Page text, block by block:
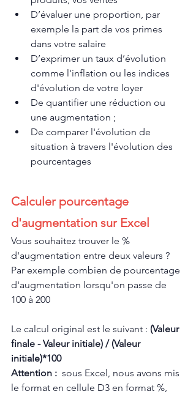
D’évaluer une proportion, par
exemple la part de vos primes
dans votre salaire
D’exprimer un taux d’évolution
comme l'inflation ou les indices
d'évolution de votre loyer
De quantifier une réduction ou
une augmentation ;
De comparer l'évolution de
situation à travers l'évolution des
pourcentages
Calculer pourcentage
d'augmentation sur Excel
Vous souhaitez trouver le %
d'augmentation entre deux valeurs ?
Par exemple combien de pourcentage
d'augmentation lorsqu'on passe de
100 à 200
Le calcul original est le suivant : (Valeur
finale - Valeur initiale) / (Valeur
initiale)*100
Attention : sous Excel, nous avons mis
le format en cellule D3 en format %,